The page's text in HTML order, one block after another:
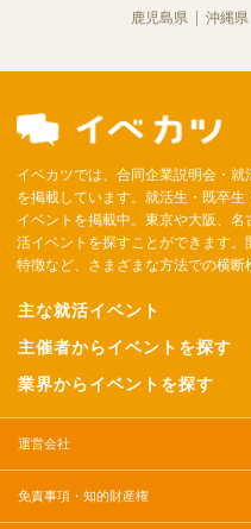
鹿児島県
沖縄県
イベカツでは、合同企業説明会・就
を掲載しています。就活生・既卒
イベントを掲載中。東京や大阪、
活イベントを探すことができます。
特徴など、さまざまな方法での横断
主な就活イベント
主催者からイベントを探す
業界からイベントを探す
運営会社
免責事項・知的財産権